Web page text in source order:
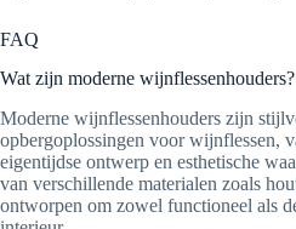
FAQ
Wat zijn moderne wijnflessenhouders?
Moderne wijnflessenhouders zijn
opbergoplossingen voor wijnflessen,
eigentijdse ontwerp en esthetische
van verschillende materialen zoals
ontworpen om zowel functioneel als